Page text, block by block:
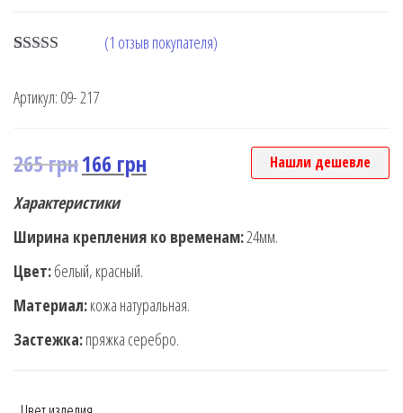
based on
(1 отзыв покупателя)
Артикул: 09- 217
265грн166 грн Нашли дешевле
Характеристики
Ширина крепления ко временам:24мм.
Цвет:белый, красный.
Материал:кожа натуральная.
Застежка:пряжка серебро.